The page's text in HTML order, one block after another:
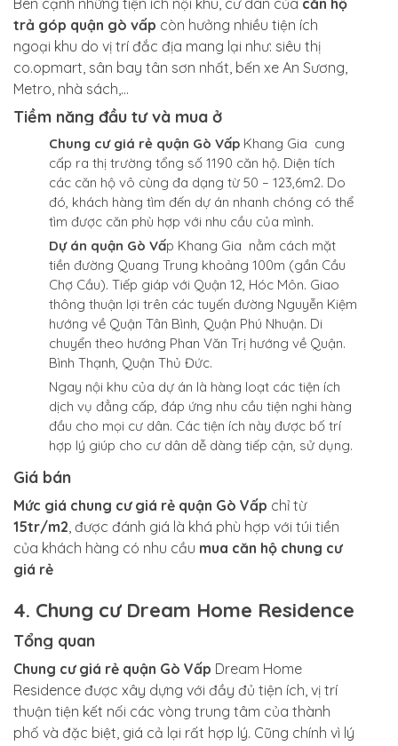
Bên cạnh những tiện ích nội khu, cư dân của căn hộ
trả góp quận gò vấp còn hưởng nhiều tiện ích
ngoại khu do vị trí đắc địa mang lại như: siêu thị
co.opmart, sân bay tân sơn nhất, bến xe An Sương,
Metro, nhà sách,…
Tiềm năng đầu tư và mua ở
Chung cư giá rẻ quận Gò Vấp Khang Gia cung
cấp ra thị trường tổng số 1190 căn hộ. Diện tích
các căn hộ vô cùng đa dạng từ 50 – 123,6m2. Do
đó, khách hàng tìm đến dự án nhanh chóng có thể
tìm được căn phù hợp với nhu cầu của mình.
Dự án quận Gò Vấp Khang Gia nằm cách mặt
tiền đường Quang Trung khoảng 100m (gần Cầu
Chợ Cầu). Tiếp giáp với Quận 12, Hóc Môn. Giao
thông thuận lợi trên các tuyến đường Nguyễn Kiệm
hướng về Quận Tân Bình, Quận Phú Nhuận. Di
chuyển theo hướng Phan Văn Trị hướng về Quận.
Bình Thạnh, Quận Thủ Đức.
Ngay nội khu của dự án là hàng loạt các tiện ích
dịch vụ đẳng cấp, đáp ứng nhu cầu tiện nghi hàng
đầu cho mọi cư dân. Các tiện ích này được bố trí
hợp lý giúp cho cư dân dễ dàng tiếp cận, sử dụng.
Giá bán
Mức giá chung cư giá rẻ quận Gò Vấp chỉ từ
15tr/m2, được đánh giá là khá phù hợp với túi tiền
của khách hàng có nhu cầu mua căn hộ chung cư
giá rẻ
4. Chung cư Dream Home Residence
Tổng quan
Chung cư giá rẻ quận Gò Vấp Dream Home
Residence được xây dựng với đầy đủ tiện ích, vị trí
thuận tiện kết nối các vòng trung tâm của thành
phố và đặc biệt, giá cả lại rất hợp lý. Cũng chính vì lý